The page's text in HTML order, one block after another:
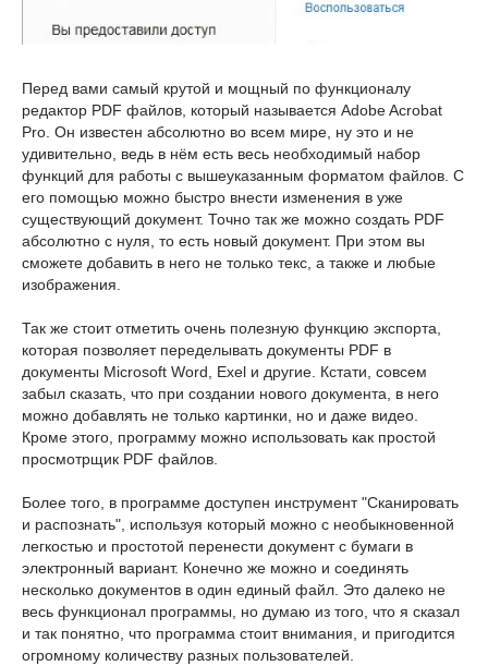
Перед вами самый крутой и мощный по функционалу
редактор PDF файлов, который называется Adobe Acrobat
Pro. Он известен абсолютно во всем мире, ну это и не
удивительно, ведь в нём есть весь необходимый набор
функций для работы с вышеуказанным форматом файлов. С
его помощью можно быстро внести изменения в уже
существующий документ. Точно так же можно создать PDF
абсолютно с нуля, то есть новый документ. При этом вы
сможете добавить в него не только текс, а также и любые
изображения.
Так же стоит отметить очень полезную функцию экспорта,
которая позволяет переделывать документы PDF в
документы Microsoft Word, Exel и другие. Кстати, совсем
забыл сказать, что при создании нового документа, в него
можно добавлять не только картинки, но и даже видео.
Кроме этого, программу можно использовать как простой
просмотрщик PDF файлов.
Более того, в программе доступен инструмент "Сканировать
и распознать", используя который можно с необыкновенной
легкостью и простотой перенести документ с бумаги в
электронный вариант. Конечно же можно и соединять
несколько документов в один единый файл. Это далеко не
весь функционал программы, но думаю из того, что я сказал
и так понятно, что программа стоит внимания, и пригодится
огромному количеству разных пользователей.